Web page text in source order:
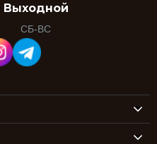
Выходной
СБ-ВС